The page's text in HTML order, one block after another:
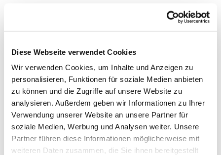
Diese Webseite verwendet Cookies
Wir verwenden Cookies, um Inhalte und Anzeigen zu
personalisieren, Funktionen für soziale Medien anbieten
zu können und die Zugriffe auf unsere Website zu
analysieren. Außerdem geben wir Informationen zu Ihrer
Verwendung unserer Website an unsere Partner für
soziale Medien, Werbung und Analysen weiter. Unsere
Partner führen diese Informationen möglicherweise mit
weiteren Daten zusammen, die Sie ihnen bereitgestellt
Dies könnte Sie auch
interessieren